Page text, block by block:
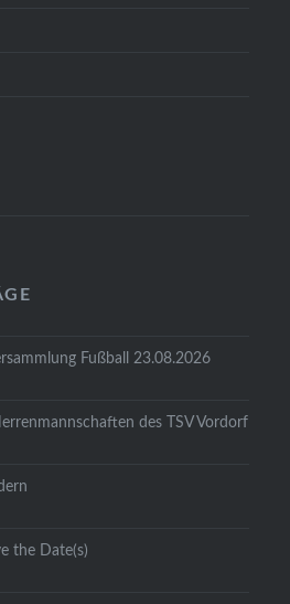
Fußball 23.08.2026
des TSV Vordorf
the Date(s)